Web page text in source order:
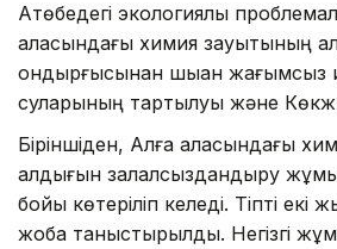
Ақтөбедегі экологиялық
қаласындағы химия зауытының
қондырғысынан шыққан жағымсыз
суларының тартылуы және
Біріншіден, Алға қаласындағы
қалдығын залалсыздандыру
бойы көтеріліп келеді. Тіпті
жоба таныстырылды. Негізгі